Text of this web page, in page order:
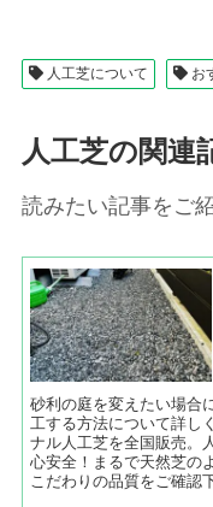
人工芝について お
人工芝の関連
読みたい記事をご
砂利の庭を変えたい場合
工する方法について詳し
ナル人工芝を全国販売。
心安全！まるで天然芝の
こだわりの品質をご確認